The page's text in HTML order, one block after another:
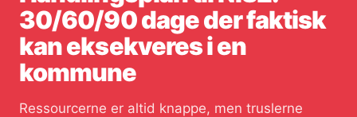
30/60/90 dage der faktisk
kan eksekveres i en
kommune
Ressourcerne er altid knappe, men truslerne